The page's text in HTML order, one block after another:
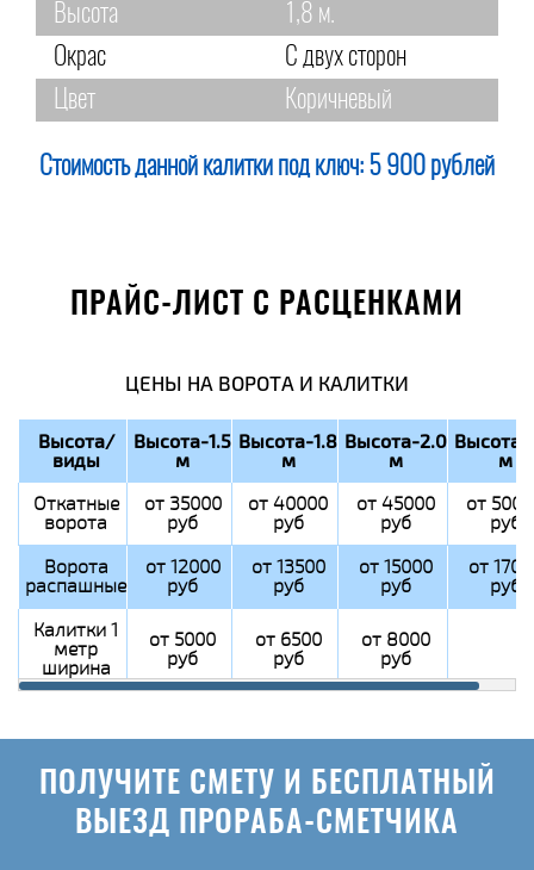
Высота
1,8 м.
Окрас
С двух сторон
Цвет
Коричневый
Стоимость данной калитки под ключ: 5 900 рублей
ПРАЙС-ЛИСТ С РАСЦЕНКАМИ
ЦЕНЫ НА ВОРОТА И КАЛИТКИ
Высота/
виды
Высота-1.5
м
Высота-1.8
м
Высота-2.0
м
Высота-
м
Откатные
ворота
от 35000
руб
от 40000
руб
от 45000
руб
от
руб
Ворота
распашные
от 12000
руб
от 13500
руб
от 15000
руб
от
руб
Калитки 1
метр
ширина
от 5000
руб
от 6500
руб
от 8000
руб
ПОЛУЧИТЕ СМЕТУ И БЕСПЛАТНЫЙ
ВЫЕЗД ПРОРАБА-СМЕТЧИКА